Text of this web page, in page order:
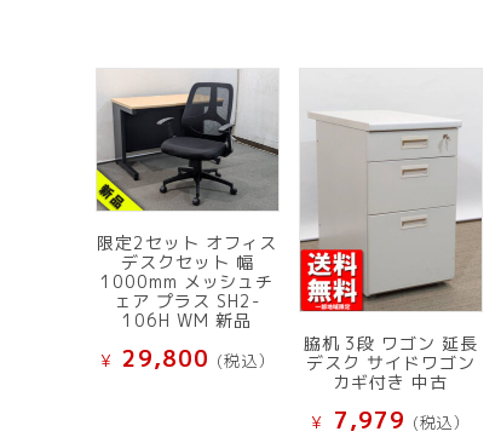
限定2セット オフィス
デスクセット 幅
1000mm メッシュチ
ェア プラス SH2-
106H WM 新品
¥ 29,800 (税込）
脇机 3段 ワゴン 延長
デスク サイドワゴン
カギ付き 中古
¥ 7,979 (税込）